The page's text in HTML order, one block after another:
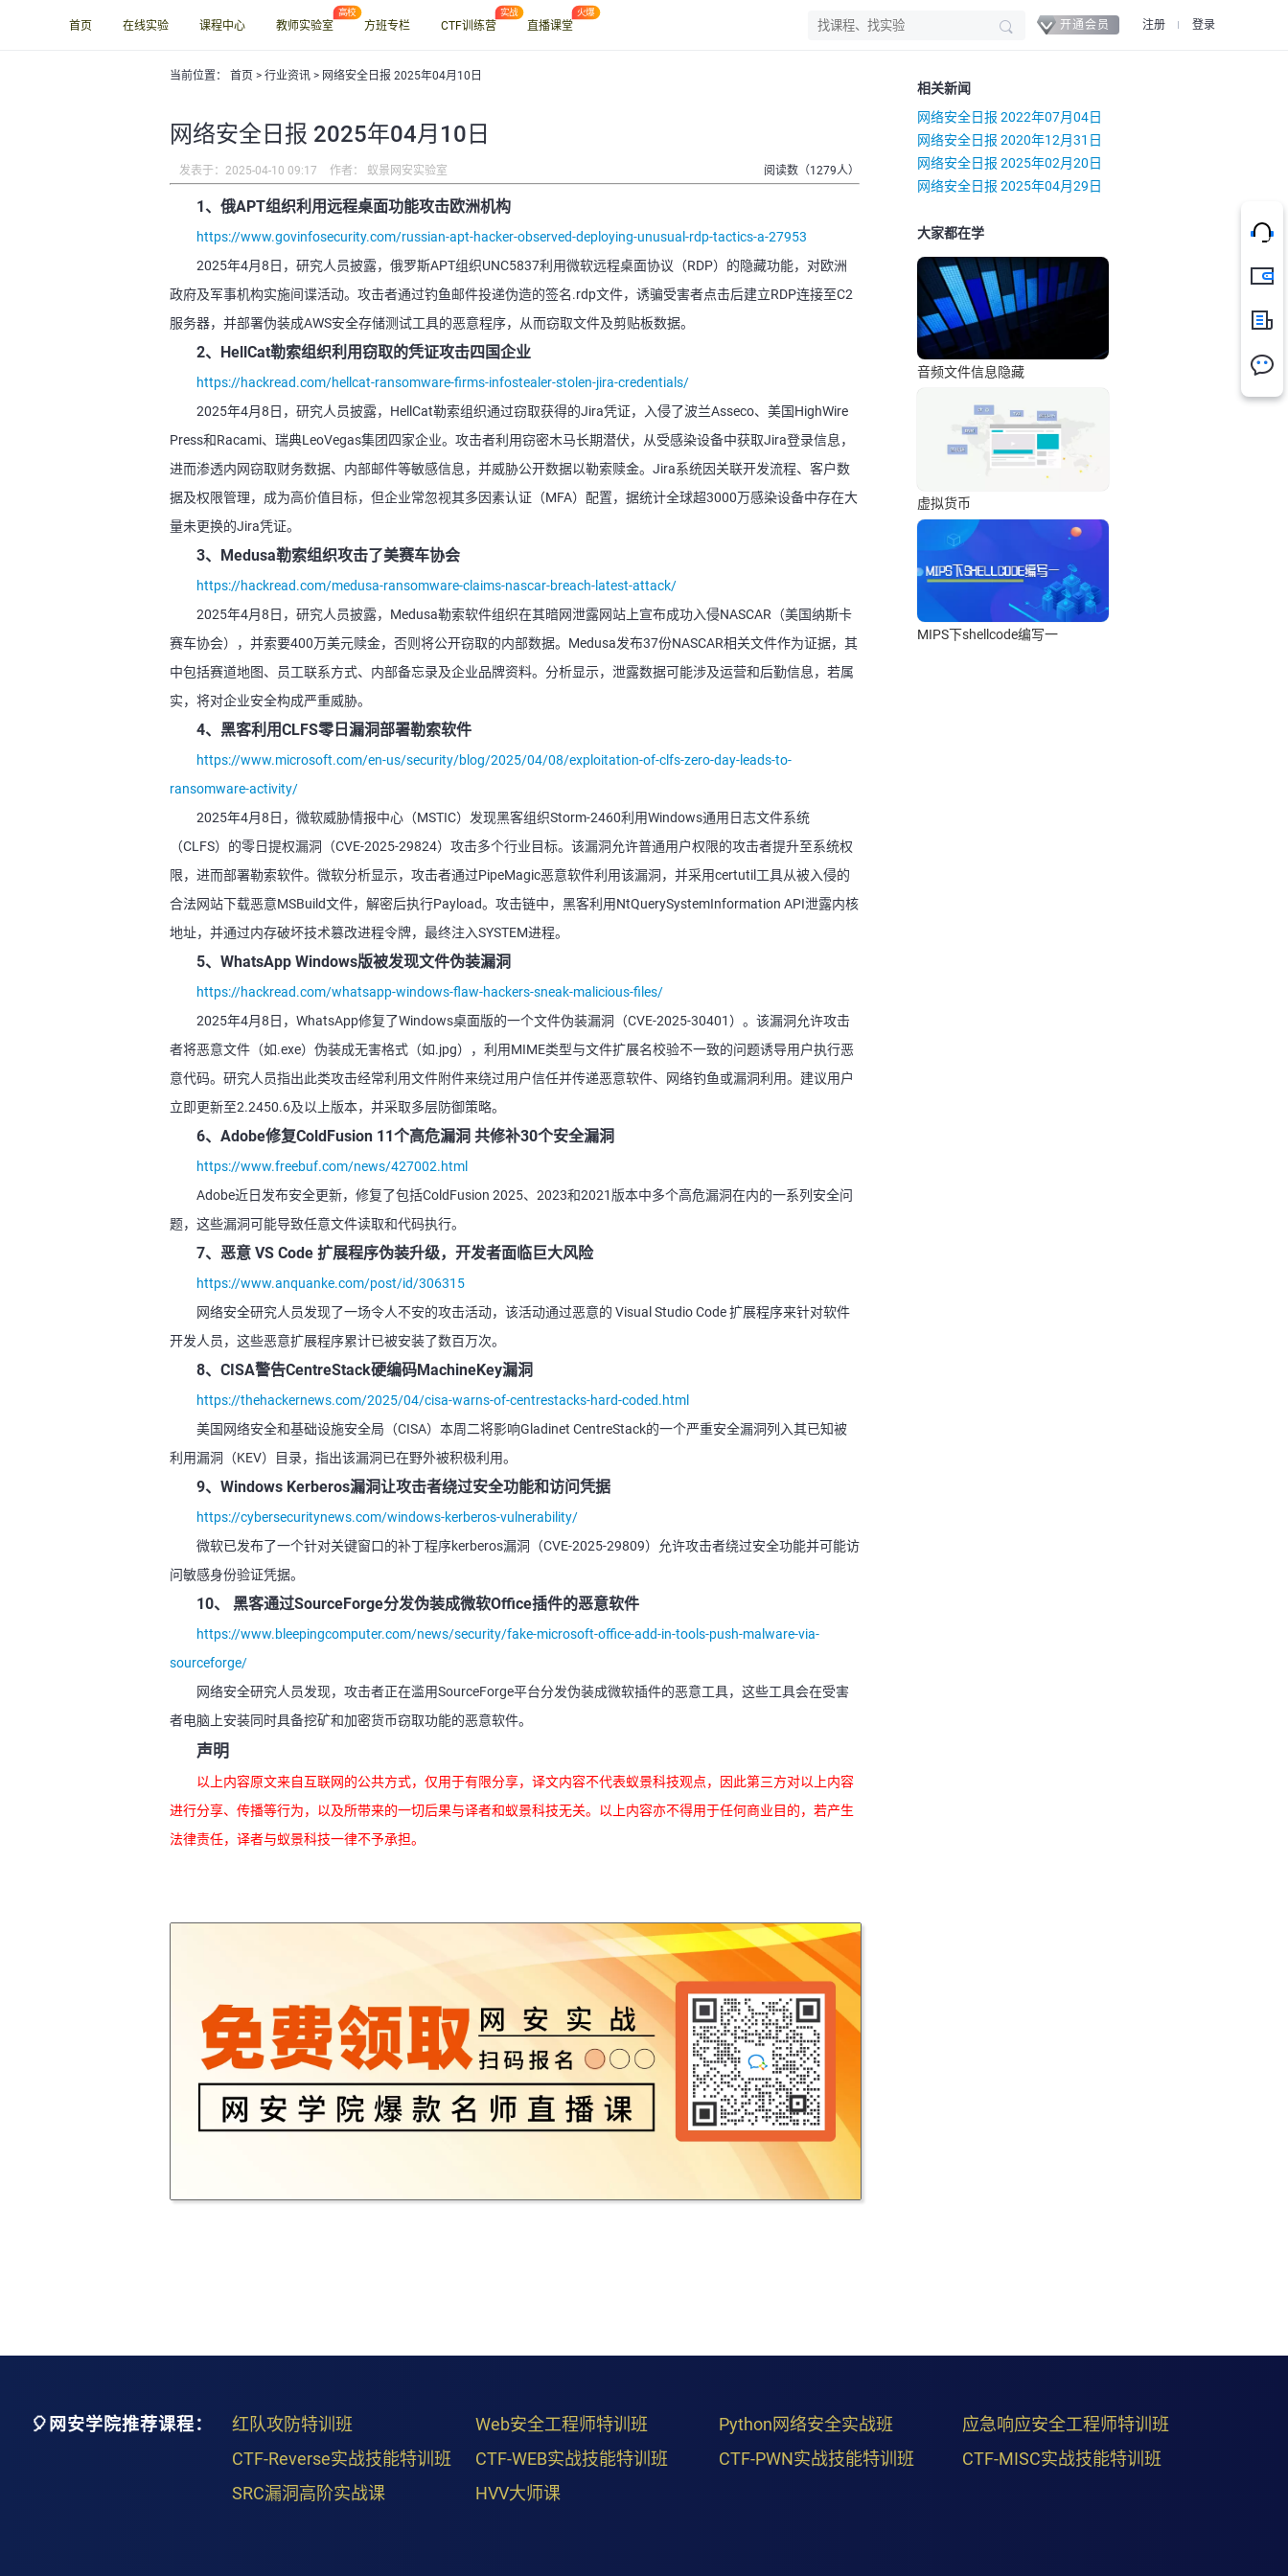
首页 在线实验 课程中心 教师实验室 方班专栏 CTF训练营 直播课堂 开通会员 注册 登录
当前位置： 首页 > 行业资讯 > 网络安全日报 2025年04月10日
网络安全日报 2025年04月10日
发表于：2025-04-10 09:17 作者： 蚁景网安实验室 阅读数（1279人）
1、俄APT组织利用远程桌面功能攻击欧洲机构
https://www.govinfosecurity.com/russian-apt-hacker-observed-deploying-unusual-rdp-tactics-a-27953
2025年4月8日，研究人员披露，俄罗斯APT组织UNC5837利用微软远程桌面协议（RDP）的隐藏功能，对欧洲
政府及军事机构实施间谍活动。攻击者通过钓鱼邮件投递伪造的签名.rdp文件，诱骗受害者点击后建立RDP连接至C2
服务器，并部署伪装成AWS安全存储测试工具的恶意程序，从而窃取文件及剪贴板数据。
2、HellCat勒索组织利用窃取的凭证攻击四国企业
https://hackread.com/hellcat-ransomware-firms-infostealer-stolen-jira-credentials/
2025年4月8日，研究人员披露，HellCat勒索组织通过窃取获得的Jira凭证，入侵了波兰Asseco、美国HighWire
Press和Racami、瑞典LeoVegas集团四家企业。攻击者利用窃密木马长期潜伏，从受感染设备中获取Jira登录信息，
进而渗透内网窃取财务数据、内部邮件等敏感信息，并威胁公开数据以勒索赎金。Jira系统因关联开发流程、客户数
据及权限管理，成为高价值目标，但企业常忽视其多因素认证（MFA）配置，据统计全球超3000万感染设备中存在大
量未更换的Jira凭证。
3、Medusa勒索组织攻击了美赛车协会
https://hackread.com/medusa-ransomware-claims-nascar-breach-latest-attack/
2025年4月8日，研究人员披露，Medusa勒索软件组织在其暗网泄露网站上宣布成功入侵NASCAR（美国纳斯卡
赛车协会），并索要400万美元赎金，否则将公开窃取的内部数据。Medusa发布37份NASCAR相关文件作为证据，其
中包括赛道地图、员工联系方式、内部备忘录及企业品牌资料。分析显示，泄露数据可能涉及运营和后勤信息，若属
实，将对企业安全构成严重威胁。
4、黑客利用CLFS零日漏洞部署勒索软件
https://www.microsoft.com/en-us/security/blog/2025/04/08/exploitation-of-clfs-zero-day-leads-to-
ransomware-activity/
2025年4月8日，微软威胁情报中心（MSTIC）发现黑客组织Storm-2460利用Windows通用日志文件系统
（CLFS）的零日提权漏洞（CVE-2025-29824）攻击多个行业目标。该漏洞允许普通用户权限的攻击者提升至系统权
限，进而部署勒索软件。微软分析显示，攻击者通过PipeMagic恶意软件利用该漏洞，并采用certutil工具从被入侵的
合法网站下载恶意MSBuild文件，解密后执行Payload。攻击链中，黑客利用NtQuerySystemInformation API泄露内核
地址，并通过内存破坏技术篡改进程令牌，最终注入SYSTEM进程。
5、WhatsApp Windows版被发现文件伪装漏洞
https://hackread.com/whatsapp-windows-flaw-hackers-sneak-malicious-files/
2025年4月8日，WhatsApp修复了Windows桌面版的一个文件伪装漏洞（CVE-2025-30401）。该漏洞允许攻击
者将恶意文件（如.exe）伪装成无害格式（如.jpg），利用MIME类型与文件扩展名校验不一致的问题诱导用户执行恶
意代码。研究人员指出此类攻击经常利用文件附件来绕过用户信任并传递恶意软件、网络钓鱼或漏洞利用。建议用户
立即更新至2.2450.6及以上版本，并采取多层防御策略。
6、Adobe修复ColdFusion 11个高危漏洞 共修补30个安全漏洞
https://www.freebuf.com/news/427002.html
Adobe近日发布安全更新，修复了包括ColdFusion 2025、2023和2021版本中多个高危漏洞在内的一系列安全问
题，这些漏洞可能导致任意文件读取和代码执行。
7、恶意 VS Code 扩展程序伪装升级，开发者面临巨大风险
https://www.anquanke.com/post/id/306315
网络安全研究人员发现了一场令人不安的攻击活动，该活动通过恶意的 Visual Studio Code 扩展程序来针对软件
开发人员，这些恶意扩展程序累计已被安装了数百万次。
8、CISA警告CentreStack硬编码MachineKey漏洞
https://thehackernews.com/2025/04/cisa-warns-of-centrestacks-hard-coded.html
美国网络安全和基础设施安全局（CISA）本周二将影响Gladinet CentreStack的一个严重安全漏洞列入其已知被
利用漏洞（KEV）目录，指出该漏洞已在野外被积极利用。
9、Windows Kerberos漏洞让攻击者绕过安全功能和访问凭据
https://cybersecuritynews.com/windows-kerberos-vulnerability/
微软已发布了一个针对关键窗口的补丁程序kerberos漏洞（CVE-2025-29809）允许攻击者绕过安全功能并可能访
问敏感身份验证凭据。
10、 黑客通过SourceForge分发伪装成微软Office插件的恶意软件
https://www.bleepingcomputer.com/news/security/fake-microsoft-office-add-in-tools-push-malware-via-
sourceforge/
网络安全研究人员发现，攻击者正在滥用SourceForge平台分发伪装成微软插件的恶意工具，这些工具会在受害
者电脑上安装同时具备挖矿和加密货币窃取功能的恶意软件。
声明
以上内容原文来自互联网的公共方式，仅用于有限分享，译文内容不代表蚁景科技观点，因此第三方对以上内容
进行分享、传播等行为，以及所带来的一切后果与译者和蚁景科技无关。以上内容亦不得用于任何商业目的，若产生
法律责任，译者与蚁景科技一律不予承担。
相关新闻
网络安全日报 2022年07月04日
网络安全日报 2020年12月31日
网络安全日报 2025年02月20日
网络安全日报 2025年04月29日
大家都在学
音频文件信息隐藏
虚拟货币
MIPS下shellcode编写一
🎈网安学院推荐课程： 红队攻防特训班 Web安全工程师特训班 Python网络安全实战班
应急响应安全工程师特训班
CTF-Reverse实战技能特训班
CTF-WEB实战技能特训班 CTF-PWN实战技能特训班
CTF-MISC实战技能特训班
SRC漏洞高阶实战课
HVV大师课